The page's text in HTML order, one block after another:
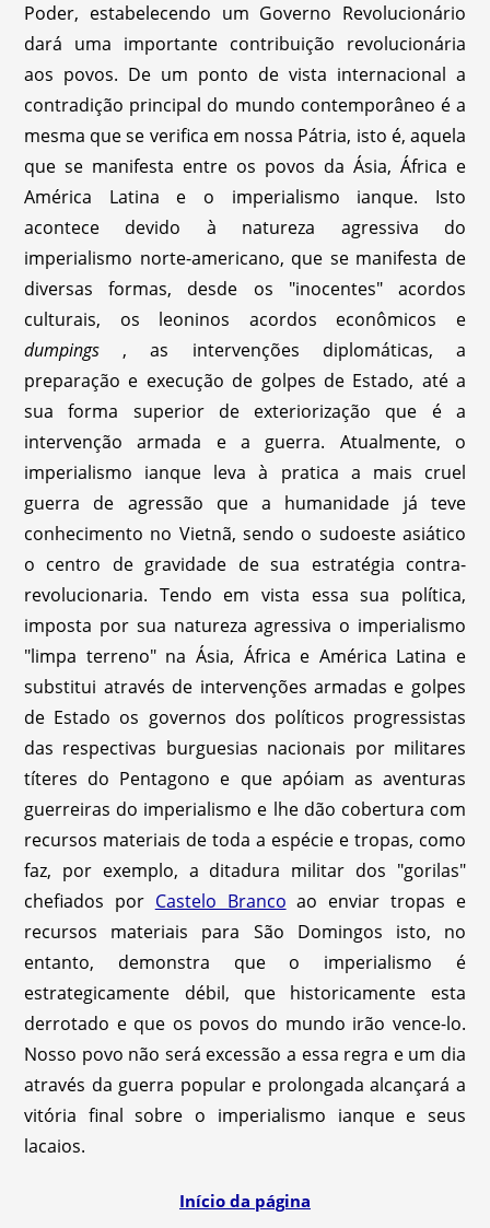
Poder, estabelecendo um Governo Revolucionário
dará uma importante contribuição revolucionária
aos povos. De um ponto de vista internacional a
contradição principal do mundo contemporâneo é a
mesma que se verifica em nossa Pátria, isto é, aquela
que se manifesta entre os povos da Ásia, África e
América Latina e o imperialismo ianque. Isto
acontece devido à natureza agressiva do
imperialismo norte-americano, que se manifesta de
diversas formas, desde os "inocentes" acordos
culturais, os leoninos acordos econômicos e
dumpings , as intervenções diplomáticas, a
preparação e execução de golpes de Estado, até a
sua forma superior de exteriorização que é a
intervenção armada e a guerra. Atualmente, o
imperialismo ianque leva à pratica a mais cruel
guerra de agressão que a humanidade já teve
conhecimento no Vietnã, sendo o sudoeste asiático
o centro de gravidade de sua estratégia contra-
revolucionaria. Tendo em vista essa sua política,
imposta por sua natureza agressiva o imperialismo
"limpa terreno" na Ásia, África e América Latina e
substitui através de intervenções armadas e golpes
de Estado os governos dos políticos progressistas
das respectivas burguesias nacionais por militares
títeres do Pentagono e que apóiam as aventuras
guerreiras do imperialismo e lhe dão cobertura com
recursos materiais de toda a espécie e tropas, como
faz, por exemplo, a ditadura militar dos "gorilas"
chefiados por Castelo Branco ao enviar tropas e
recursos materiais para São Domingos isto, no
entanto, demonstra que o imperialismo é
estrategicamente débil, que historicamente esta
derrotado e que os povos do mundo irão vence-lo.
Nosso povo não será excessão a essa regra e um dia
através da guerra popular e prolongada alcançará a
vitória final sobre o imperialismo ianque e seus
lacaios.
Início da página